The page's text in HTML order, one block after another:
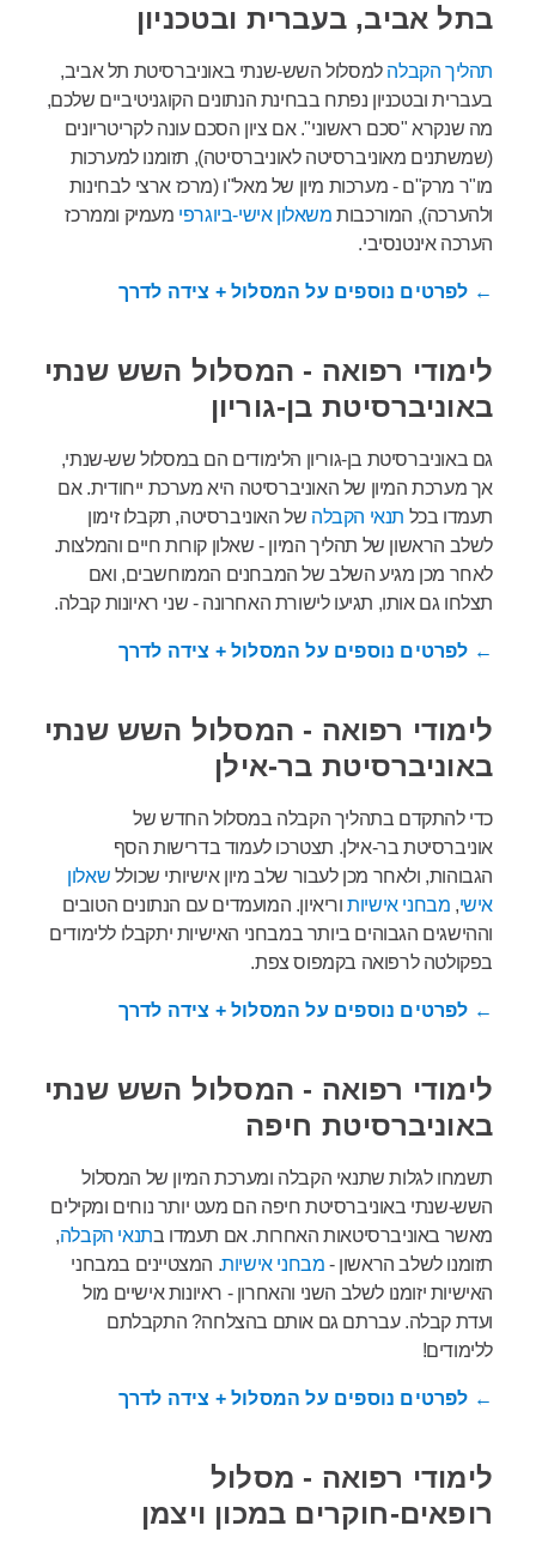
בתל אביב, בעברית ובטכניון
תהליך הקבלה למסלול השש-שנתי באוניברסיטת תל אביב,
בעברית ובטכניון נפתח בבחינת הנתונים הקוגניטיביים שלכם,
מה שנקרא "סכם ראשוני". אם ציון הסכם עונה לקריטריונים
(שמשתנים מאוניברסיטה לאוניברסיטה), תזומנו למערכות
מו"ר מרק"ם - מערכות מיון של מאל"ו (מרכז ארצי לבחינות
ולהערכה), המורכבות משאלון אישי-ביוגרפי מעמיק וממרכז
הערכה אינטנסיבי.
← לפרטים נוספים על המסלול + צידה לדרך
לימודי רפואה - המסלול השש שנתי
באוניברסיטת בן-גוריון
גם באוניברסיטת בן-גוריון הלימודים הם במסלול שש-שנתי,
אך מערכת המיון של האוניברסיטה היא מערכת ייחודית. אם
תעמדו בכל תנאי הקבלה של האוניברסיטה, תקבלו זימון
לשלב הראשון של תהליך המיון - שאלון קורות חיים והמלצות.
לאחר מכן מגיע השלב של המבחנים הממוחשבים, ואם
תצלחו גם אותו, תגיעו לישורת האחרונה - שני ראיונות קבלה.
← לפרטים נוספים על המסלול + צידה לדרך
לימודי רפואה - המסלול השש שנתי
באוניברסיטת בר-אילן
כדי להתקדם בתהליך הקבלה במסלול החדש של
אוניברסיטת בר-אילן. תצטרכו לעמוד בדרישות הסף
הגבוהות, ולאחר מכן לעבור שלב מיון אישיותי שכולל שאלון
אישי, מבחני אישיותוריאיון. המועמדים עם הנתונים הטובים
וההישגים הגבוהים ביותר במבחני האישיות יתקבלו ללימודים
בפקולטה לרפואה בקמפוס צפת.
← לפרטים נוספים על המסלול + צידה לדרך
לימודי רפואה - המסלול השש שנתי
באוניברסיטת חיפה
תשמחו לגלות שתנאי הקבלה ומערכת המיון של המסלול
השש-שנתי באוניברסיטת חיפה הם מעט יותר נוחים ומקילים
מאשר באוניברסיטאות האחרות. אם תעמדו בתנאי הקבלה,
תזומנו לשלב הראשון - מבחני אישיות. המצטיינים במבחני
האישיות יזומנו לשלב השני והאחרון - ראיונות אישיים מול
ועדת קבלה. עברתם גם אותם בהצלחה? התקבלתם
ללימודים!
← לפרטים נוספים על המסלול + צידה לדרך
לימודי רפואה - מסלול
רופאים-חוקרים במכון ויצמן